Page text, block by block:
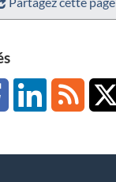
FacebookLinkedInRSS